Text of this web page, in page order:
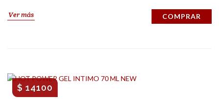
Ver más COMPRAR
$ 14100